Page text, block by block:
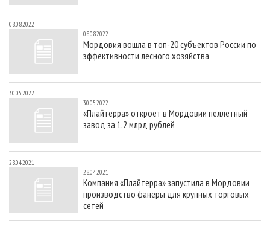
08.08.2022
08.08.2022
Мордовия вошла в топ-20 субъектов России по
эффективности лесного хозяйства
30.05.2022
30.05.2022
«Плайтерра» откроет в Мордовии пеллетный
завод за 1,2 млрд рублей
28.04.2021
28.04.2021
Компания «Плайтерра» запустила в Мордовии
производство фанеры для крупных торговых
сетей